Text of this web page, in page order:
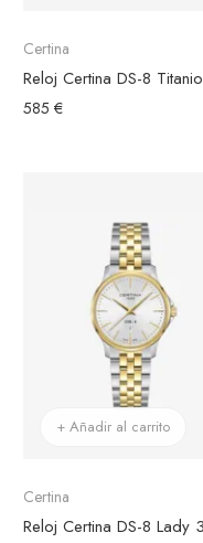
Certina
585 €
+ Añadir al carrito
Certina